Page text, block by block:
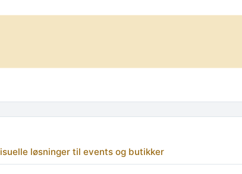
løsninger til events og butikker